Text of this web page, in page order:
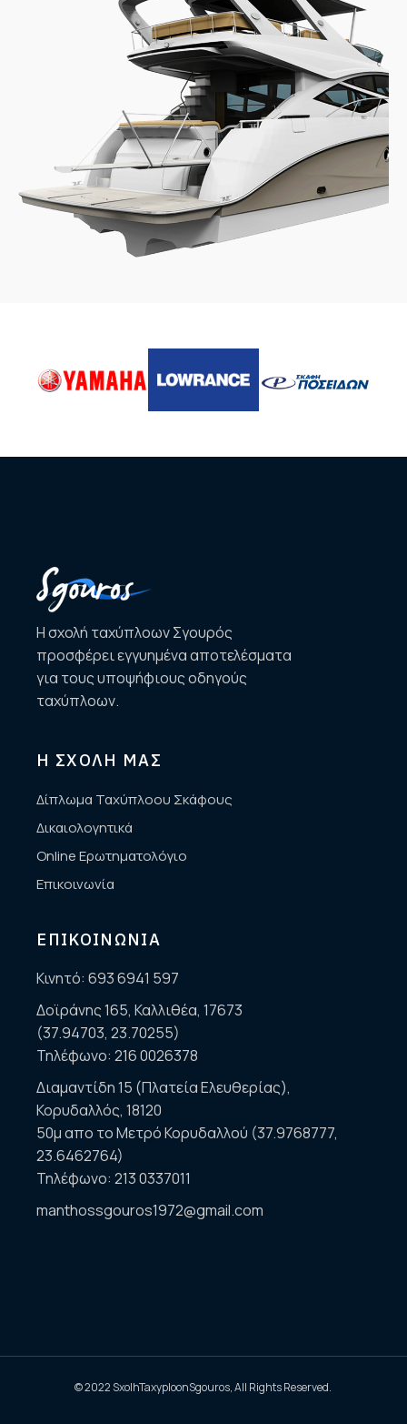
Η σχολή ταχύπλοων Σγουρός
προσφέρει εγγυημένα αποτελέσματα
για τους υποψήφιους οδηγούς
ταχύπλοων.
Η ΣΧΟΛΗ ΜΑΣ
Δίπλωμα Ταχύπλοου Σκάφους
Δικαιολογητικά
Online Ερωτηματολόγιο
Επικοινωνία
ΕΠΙΚΟΙΝΩΝΙΑ
Κινητό:693 6941 597
Δοϊράνης 165, Καλλιθέα, 17673
(37.94703, 23.70255)
Τηλέφωνο:216 0026378
Διαμαντίδη 15 (Πλατεία Ελευθερίας),
Κορυδαλλός, 18120
50μ απο το Μετρό Κορυδαλλού (37.9768777,
23.6462764)
Τηλέφωνο:213 0337011
manthossgouros1972@gmail.com
© 2022SxolhTaxyploonSgouros, All Rights Reserved.